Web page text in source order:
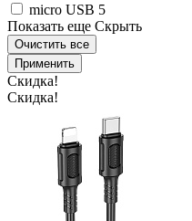
micro USB 5
Показать еще Скрыть
Очистить все
Применить
Скидка!
Скидка!